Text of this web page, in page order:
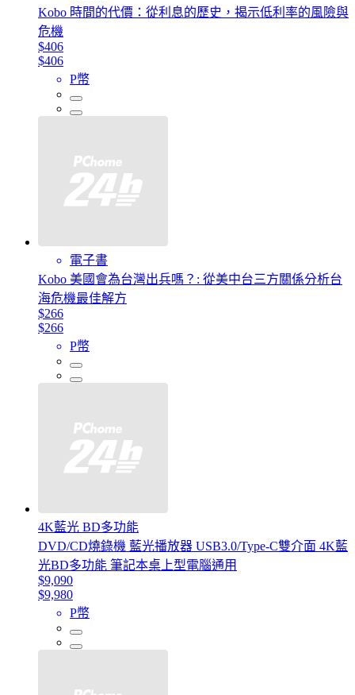
Kobo 時間的代價：從利息的歷史，揭示低利率的風險與
危機
$406
$406
P幣
電子書
Kobo 美國會為台灣出兵嗎？: 從美中台三方關係分析台
海危機最佳解方
$266
$266
P幣
4K藍光 BD多功能
DVD/CD燒錄機 藍光播放器 USB3.0/Type-C雙介面 4K藍
光BD多功能 筆記本桌上型電腦通用
$9,090
$9,980
P幣